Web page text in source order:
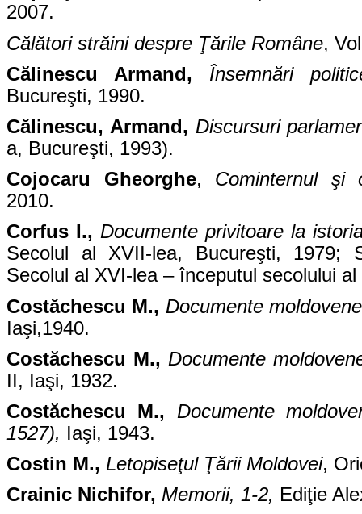
2007.
Călători străini despre Ţările Române,
Călinescu Armand, Însemnări
Bucureşti, 1990.
Călinescu, Armand, Discursuri
a, Bucureşti, 1993).
Cojocaru Gheorghe, Cominternul şi
2010.
Corfus I., Documente privitoare la
Secolul al XVII-lea, Bucureşti, 1979;
Secolul al XVI-lea – începutul secolului
Costăchescu M., Documente
Iaşi,1940.
Costăchescu M., Documente
II, Iaşi, 1932.
Costăchescu M., Documente
1527), Iaşi, 1943.
Costin M., Letopiseţul Ţării Moldovei,
Crainic Nichifor, Memorii, 1-2, Ediţie